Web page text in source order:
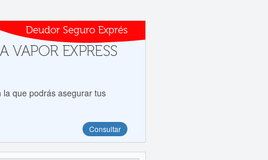
Deudor Seguro Exprés
EXPRESS
que podrás asegurar tus
Consultar